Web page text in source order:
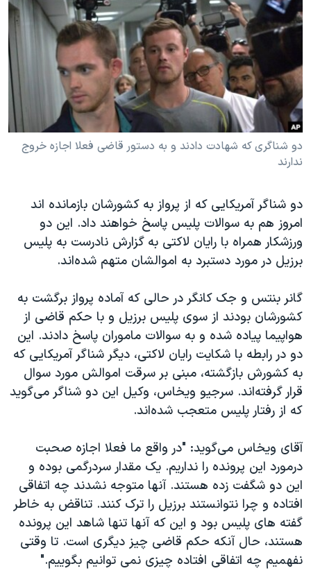
فرهنگ و زندگی
حقوق شهروندی
اقتصادی
علم و فناوری
اسرائیل در جنگ
گالری عکس
آرشیو پخش زنده
مستندها
انتخابات ریاست جمهوری آمریکا ۲۰۲۴
حمله جمهوری اسلامی به اسرائیل
رمز مهسا
ورزش زنان در ایران
اعتراضات زن، زندگی، آزادی
مجموعه مستندهای دادخواهی
دادگاه حمید نوری
چهل سال گروگان‌گیری
قانون شفافیت دارائی کادر رهبری ایران
اسرائیل در جنگ
نرگس محمدی برنده جایزه نوبل صلح
همایش محافظه‌کاران آمریکا «سی‌پک»
صفحه‌های ویژه
سفر پرزیدنت ترامپ به چین
دنبال کنید
زبانهای مختلف
دو شناگری که شهادت دادند و به دستور قاضی فعلا اجازه خروج
ندارند
دو شناگر آمریکایی که از پرواز به کشورشان بازمانده اند
امروز هم به سوالات پلیس پاسخ خواهند داد. این دو
ورزشکار همراه با رایان لاکتی به گزارش نادرست به پلیس
برزیل در مورد دستبرد به اموالشان متهم شده‌اند.
گانر بنتس و جک کانگر در حالی که آماده پرواز برگشت به
کشورشان بودند از سوی پلیس برزیل و با حکم قاضی از
هواپیما پیاده شده و به سوالات ماموران پاسخ دادند. این
دو در رابطه با شکایت رایان لاکتی، دیگر شناگر آمریکایی که
به کشورش بازگشته، مبنی بر سرقت اموالش مورد سوال
قرار گرفته‌اند. سرجیو ویخاس، وکیل این دو شناگر می‌گوید
که از رفتار پلیس متعجب شده‌اند.
آقای ویخاس می‌گوید: "در واقع ما فعلا اجازه صحبت
درمورد این پرونده را نداریم. یک مقدار سردرگمی بوده و
این دو شگفت زده هستند. آنها متوجه نشدند چه اتفاقی
افتاده و چرا نتوانستند برزیل را ترک کنند. تناقض به خاطر
گفته های پلیس بود و این که آنها تنها شاهد این پرونده
هستند، حال آنکه حکم قاضی چیز دیگری است. تا وقتی
نفهمیم چه اتفاقی افتاده چیزی نمی توانیم بگوییم."